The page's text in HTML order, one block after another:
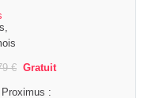
€ Gratuit
: